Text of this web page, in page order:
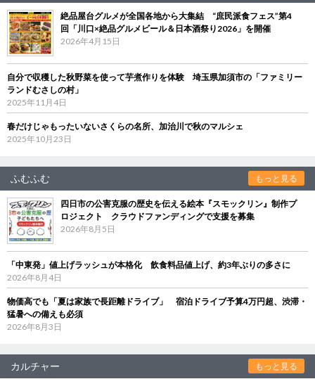
絶品屋台グルメが全国各地から大集結 “庶民派食フェス”第4
回「川口×絶品グルメビール＆日本酒祭り2026」を開催
2026年4月15日
自分で収穫した秋野菜を使って芋煮作りを体験 埼玉県加須市の「ファミリー
ランドむさしの村」
2025年11月4日
春だけじゃもったいないさくらの名所、加治川で秋のマルシェ
2025年10月23日
ふむふむ もっと見る
四日市の公害克服の歴史を伝える絵本『スモックリン』制作プ
ロジェクト クラウドファンディングで支援を募集
2026年8月5日
「中東発」値上げラッシュが本格化 飲食料品値上げ、約3年ぶりの多さに
2026年8月4日
物価高でも「夏は家族で長距離ドライブ」 宿泊ドライブ予算4万円超、渋滞・
猛暑への備えも必須
2026年8月3日
カルチャー もっと見る